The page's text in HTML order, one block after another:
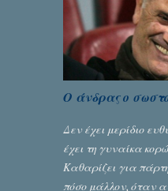
Ο άνδρας ο
Δεν έχει μερίδιο
έχει τη γυναίκα
Καθαρίζει για
πόσο μάλλον, όταν